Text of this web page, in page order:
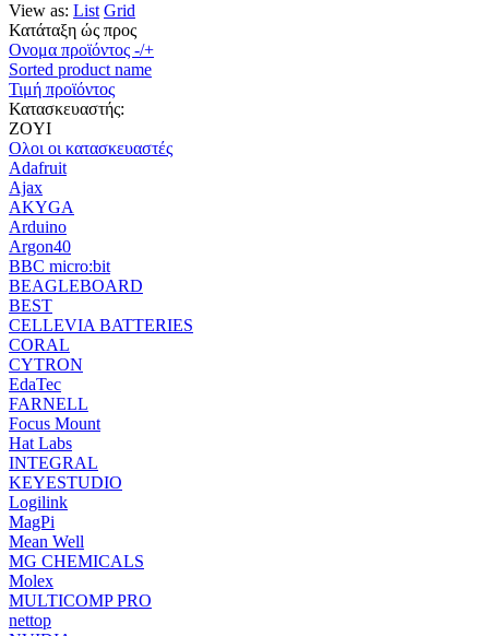
View as: List Grid
Κατάταξη ώς προς
Ονομα προϊόντος -/+
Sorted product name
Τιμή προϊόντος
Κατασκευαστής:
ZOYI
Ολοι οι κατασκευαστές
Adafruit
Ajax
AKYGA
Arduino
Argon40
BBC micro:bit
BEAGLEBOARD
BEST
CELLEVIA BATTERIES
CORAL
CYTRON
EdaTec
FARNELL
Focus Mount
Hat Labs
INTEGRAL
KEYESTUDIO
Logilink
MagPi
Mean Well
MG CHEMICALS
Molex
MULTICOMP PRO
nettop